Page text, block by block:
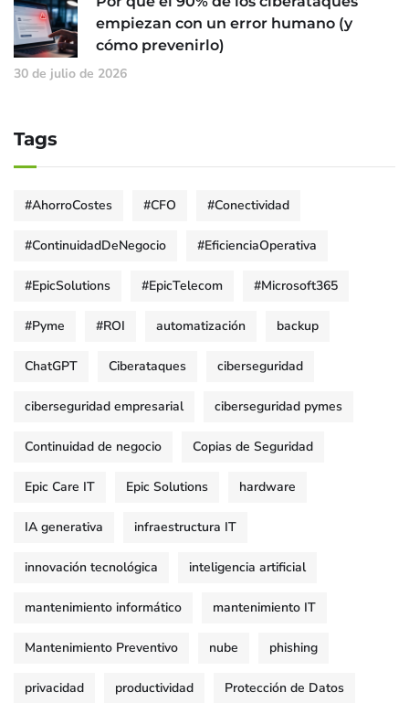
empiezan con un error humano (y
cómo prevenirlo)
30 de julio de 2026
Tags
#AhorroCostes #CFO #Conectividad
#ContinuidadDeNegocio #EficienciaOperativa
#EpicSolutions #EpicTelecom #Microsoft365
#Pyme #ROI automatización backup
ChatGPT Ciberataques ciberseguridad
ciberseguridad empresarial ciberseguridad pymes
Continuidad de negocio Copias de Seguridad
Epic Care IT Epic Solutions hardware
IA generativa infraestructura IT
innovación tecnológica inteligencia artificial
mantenimiento informático mantenimiento IT
Mantenimiento Preventivo nube phishing
privacidad productividad Protección de Datos